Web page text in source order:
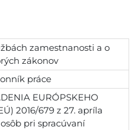
zamestnanosti a o
zákonov
práce
EURÓPSKEHO
2016/679 z 27. apríla
pri spracúvaní